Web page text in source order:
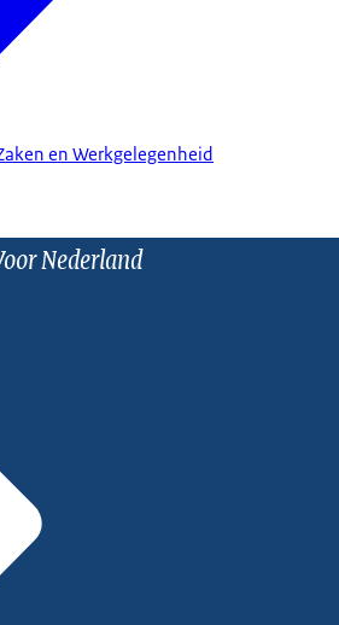
en Werkgelegenheid
Nederland